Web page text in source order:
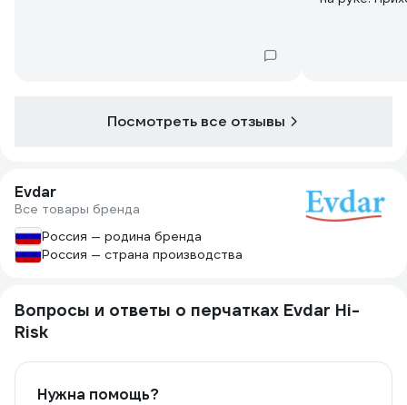
Посмотреть все отзывы
Evdar
Все товары бренда
Россия — родина бренда
Россия — страна производства
Вопросы и ответы о перчатках Evdar Hi-
Risk
Нужна помощь?